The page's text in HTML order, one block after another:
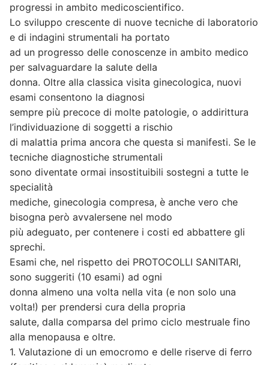
progressi in ambito medicoscientifico.
Lo sviluppo crescente di nuove tecniche di laboratorio
e di indagini strumentali ha portato
ad un progresso delle conoscenze in ambito medico
per salvaguardare la salute della
donna. Oltre alla classica visita ginecologica, nuovi
esami consentono la diagnosi
sempre più precoce di molte patologie, o addirittura
l’individuazione di soggetti a rischio
di malattia prima ancora che questa si manifesti. Se le
tecniche diagnostiche strumentali
sono diventate ormai insostituibili sostegni a tutte le
specialità
mediche, ginecologia compresa, è anche vero che
bisogna però avvalersene nel modo
più adeguato, per contenere i costi ed abbattere gli
sprechi.
Esami che, nel rispetto dei PROTOCOLLI SANITARI,
sono suggeriti (10 esami) ad ogni
donna almeno una volta nella vita (e non solo una
volta!) per prendersi cura della propria
salute, dalla comparsa del primo ciclo mestruale fino
alla menopausa e oltre.
1. Valutazione di un emocromo e delle riserve di ferro